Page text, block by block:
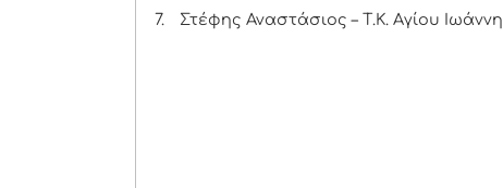
7. Στέφης Αναστάσιος – Τ.Κ. Αγίου Ιωάννη